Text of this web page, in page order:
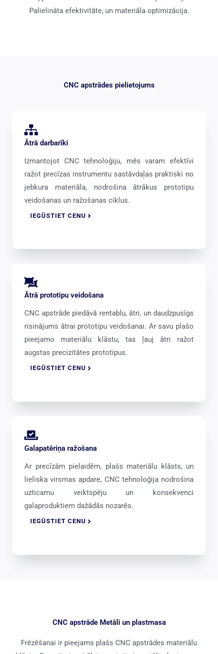
Palielināta efektivitāte, un materiāla optimizācija.
CNC apstrādes pielietojums
Ātrā darbarīki
Izmantojot CNC tehnoloģiju, mēs varam efektīvi
ražot precīzas instrumentu sastāvdaļas praktiski no
jebkura materiāla, nodrošina ātrākus prototipu
veidošanas un ražošanas ciklus.
IEGŪSTIET CENU
Ātrā prototipu veidošana
CNC apstrāde piedāvā rentablu, ātri, un daudzpusīgs
risinājums ātrai prototipu veidošanai. Ar savu plašo
pieejamo materiālu klāstu, tas ļauj ātri ražot
augstas precizitātes prototipus.
IEGŪSTIET CENU
Galapatēriņa ražošana
Ar precīzām pielaidēm, plašs materiālu klāsts, un
lieliska virsmas apdare, CNC tehnoloģija nodrošina
uzticamu veiktspēju un konsekvenci
galaproduktiem dažādās nozarēs.
IEGŪSTIET CENU
CNC apstrāde Metāli un plastmasa
Frēzēšanai ir pieejams plašs CNC apstrādes materiālu